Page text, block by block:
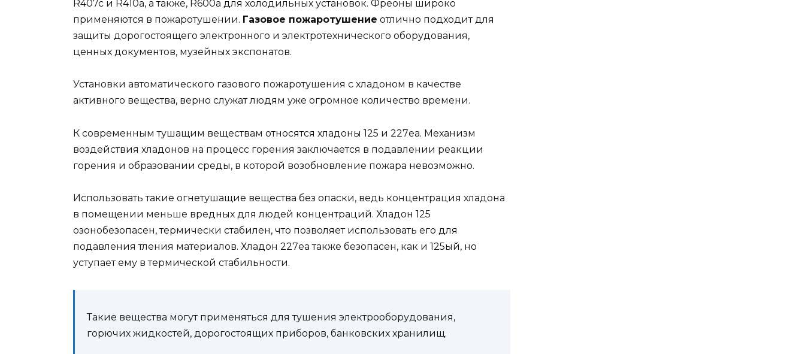
R407c и R410a, а также, R600a для холодильных установок. Фреоны широко
применяются в пожаротушении. Газовое пожаротушение отлично подходит для
защиты дорогостоящего электронного и электротехнического оборудования,
ценных документов, музейных экспонатов.
Установки автоматического газового пожаротушения с хладоном в качестве
активного вещества, верно служат людям уже огромное количество времени.
К современным тушащим веществам относятся хладоны 125 и 227еа. Механизм
воздействия хладонов на процесс горения заключается в подавлении реакции
горения и образовании среды, в которой возобновление пожара невозможно.
Использовать такие огнетушащие вещества без опаски, ведь концентрация хладона
в помещении меньше вредных для людей концентраций. Хладон 125
озонобезопасен, термически стабилен, что позволяет использовать его для
подавления тления материалов. Хладон 227еа также безопасен, как и 125ый, но
уступает ему в термической стабильности.
Такие вещества могут применяться для тушения электрооборудования,
горючих жидкостей, дорогостоящих приборов, банковских хранилищ.